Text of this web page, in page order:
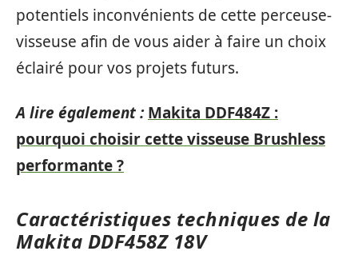
potentiels inconvénients de cette perceuse-
visseuse afin de vous aider à faire un choix
éclairé pour vos projets futurs.
A lire également : Makita DDF484Z :
pourquoi choisir cette visseuse Brushless
performante ?
Caractéristiques techniques de la
Makita DDF458Z 18V